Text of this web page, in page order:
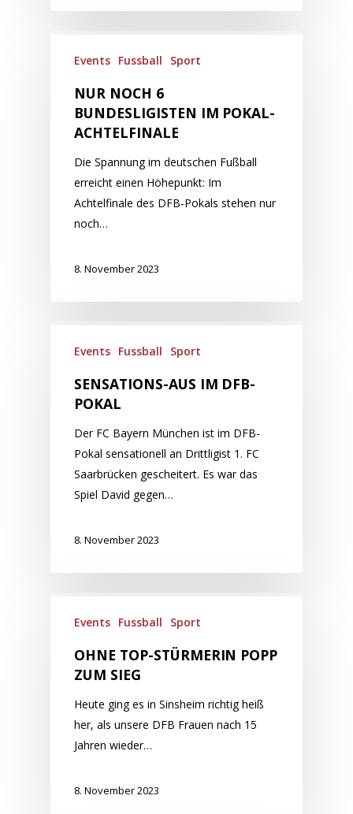
Events Fussball Sport
NUR NOCH 6
BUNDESLIGISTEN IM POKAL-
ACHTELFINALE
Die Spannung im deutschen Fußball
erreicht einen Höhepunkt: Im
Achtelfinale des DFB-Pokals stehen nur
noch…
8. November 2023
Events Fussball Sport
SENSATIONS-AUS IM DFB-
POKAL
Der FC Bayern München ist im DFB-
Pokal sensationell an Drittligist 1. FC
Saarbrücken gescheitert. Es war das
Spiel David gegen…
8. November 2023
Events Fussball Sport
OHNE TOP-STÜRMERIN POPP
ZUM SIEG
Heute ging es in Sinsheim richtig heiß
her, als unsere DFB Frauen nach 15
Jahren wieder…
8. November 2023